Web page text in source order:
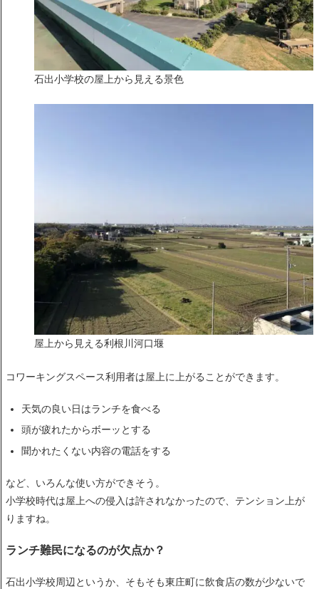
石出小学校の屋上から見える景色
屋上から見える利根川河口堰
コワーキングスペース利用者は屋上に上がることができます。
天気の良い日はランチを食べる
頭が疲れたからボーッとする
聞かれたくない内容の電話をする
など、いろんな使い方ができそう。
小学校時代は屋上への侵入は許されなかったので、テンション上が
りますね。
ランチ難民になるのが欠点か？
石出小学校周辺というか、そもそも東庄町に飲食店の数が少ないで